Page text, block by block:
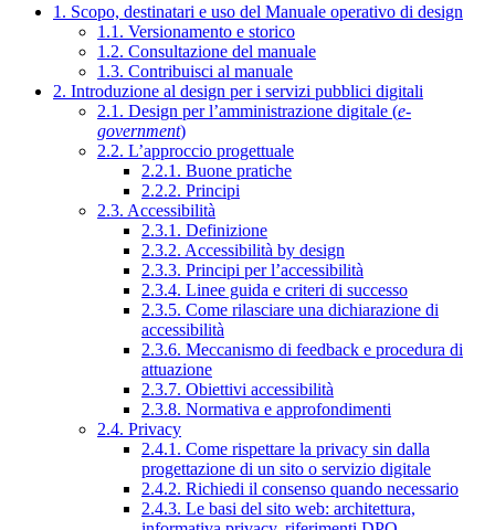
1. Scopo, destinatari e uso del Manuale operativo di design
1.1. Versionamento e storico
1.2. Consultazione del manuale
1.3. Contribuisci al manuale
2. Introduzione al design per i servizi pubblici digitali
2.1. Design per l’amministrazione digitale (e-
government)
2.2. L’approccio progettuale
2.2.1. Buone pratiche
2.2.2. Principi
2.3. Accessibilità
2.3.1. Definizione
2.3.2. Accessibilità by design
2.3.3. Principi per l’accessibilità
2.3.4. Linee guida e criteri di successo
2.3.5. Come rilasciare una dichiarazione di
accessibilità
2.3.6. Meccanismo di feedback e procedura di
attuazione
2.3.7. Obiettivi accessibilità
2.3.8. Normativa e approfondimenti
2.4. Privacy
2.4.1. Come rispettare la privacy sin dalla
progettazione di un sito o servizio digitale
2.4.2. Richiedi il consenso quando necessario
2.4.3. Le basi del sito web: architettura,